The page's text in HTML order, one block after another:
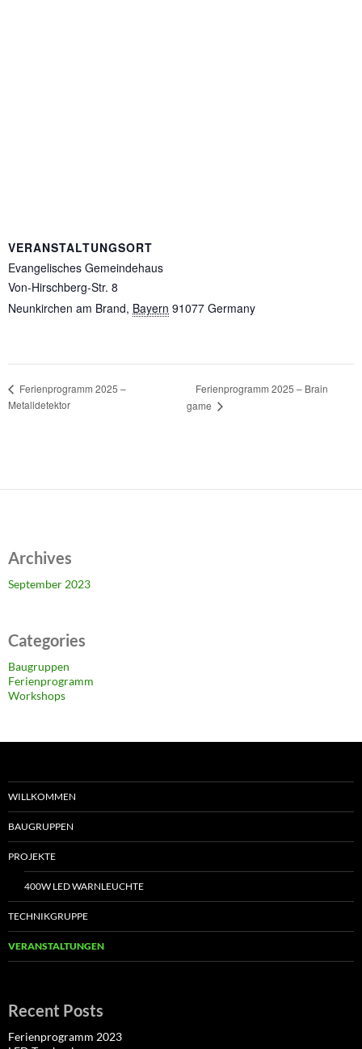
VERANSTALTUNGSORT
Evangelisches Gemeindehaus
Von-Hirschberg-Str. 8
Neunkirchen am Brand, Bayern 91077 Germany
Ferienprogramm 2025 –
Metalldetektor
Ferienprogramm 2025 – Brain
game
Archives
September 2023
Categories
Baugruppen
Ferienprogramm
Workshops
WILLKOMMEN
BAUGRUPPEN
PROJEKTE
400W LED WARNLEUCHTE
TECHNIKGRUPPE
VERANSTALTUNGEN
Recent Posts
Ferienprogramm 2023